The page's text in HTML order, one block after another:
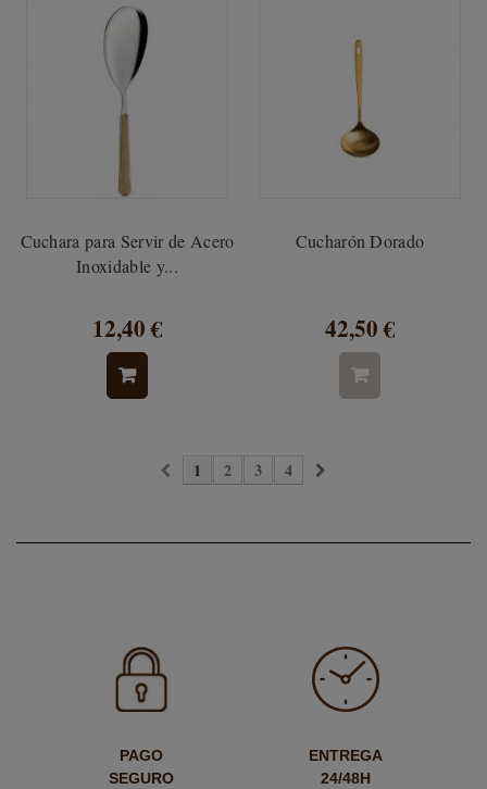
Cuchara para Servir de Acero
Inoxidable y...
12,40 €
Cucharón Dorado
42,50 €
1 2 3 4
PAGO
SEGURO
ENTREGA
24/48H